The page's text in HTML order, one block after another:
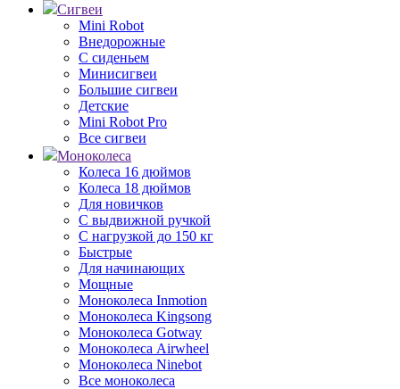
Сигвеи
Mini Robot
Внедорожные
С сиденьем
Минисигвеи
Большие сигвеи
Детские
Mini Robot Pro
Все сигвеи
Моноколеса
Колеса 16 дюймов
Колеса 18 дюймов
Для новичков
С выдвижной ручкой
С нагрузкой до 150 кг
Быстрые
Для начинающих
Мощные
Моноколеса Inmotion
Моноколеса Kingsong
Моноколеса Gotway
Моноколеса Airwheel
Моноколеса Ninebot
Все моноколеса